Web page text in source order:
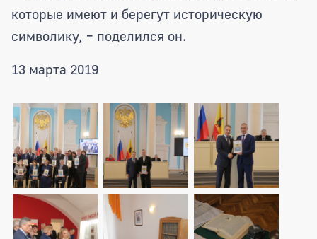
которые имеют и берегут историческую
символику, – поделился он.
13 марта 2019